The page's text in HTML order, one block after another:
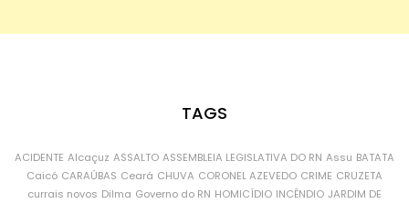
TAGS
ACIDENTE Alcaçuz ASSALTO ASSEMBLEIA LEGISLATIVA DO RN Assu BATATA
Caicó CARAÚBAS Ceará CHUVA CORONEL AZEVEDO CRIME CRUZETA
currais novos Dilma Governo do RN HOMICÍDIO INCÊNDIO JARDIM DE